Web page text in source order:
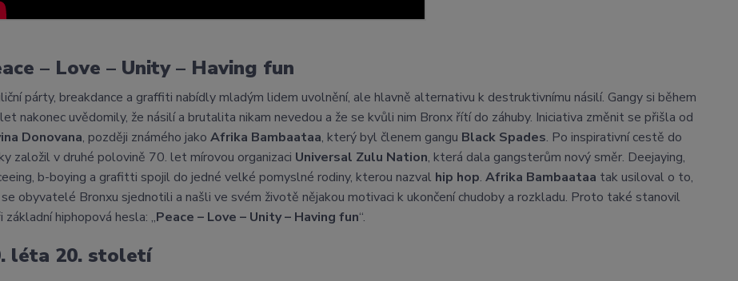
– Love – Unity – Having fun
párty, breakdance a graffiti nabídly mladým lidem uvolnění, ale hlavně alternativu k destruktivnímu násilí. Gangy si během
nakonec uvědomily, že násilí a brutalita nikam nevedou a že se kvůli nim Bronx řítí do záhuby. Iniciativa změnit se přišla od
Donovana, později známého jakoAfrika Bambaataa, který byl členem gangu Black Spades. Po inspirativní cestě do
založil v druhé polovině 70. let mírovou organizaci Universal Zulu Nation, která dala gangsterům nový směr. Deejaying,
b-boying a grafitti spojil do jedné velké pomyslné rodiny, kterou nazval hip hop.Afrika Bambaataa tak usiloval o to,
obyvatelé Bronxu sjednotili a našli ve svém životě nějakou motivaci k ukončení chudoby a rozkladu. Proto také stanovil
základní hiphopová hesla: „Peace – Love – Unity – Having fun“.
léta 20. století